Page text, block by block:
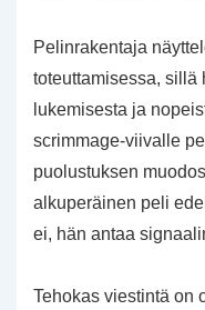
Pelinrakentaja
toteuttamisessa, sillä
lukemisesta ja
scrimmage-viivalle
puolustuksen
alkuperäinen peli
ei, hän antaa
Tehokas viestintä on